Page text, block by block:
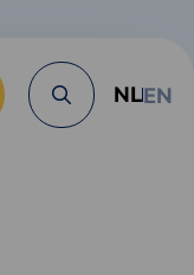
Zoek
knop
NLEN